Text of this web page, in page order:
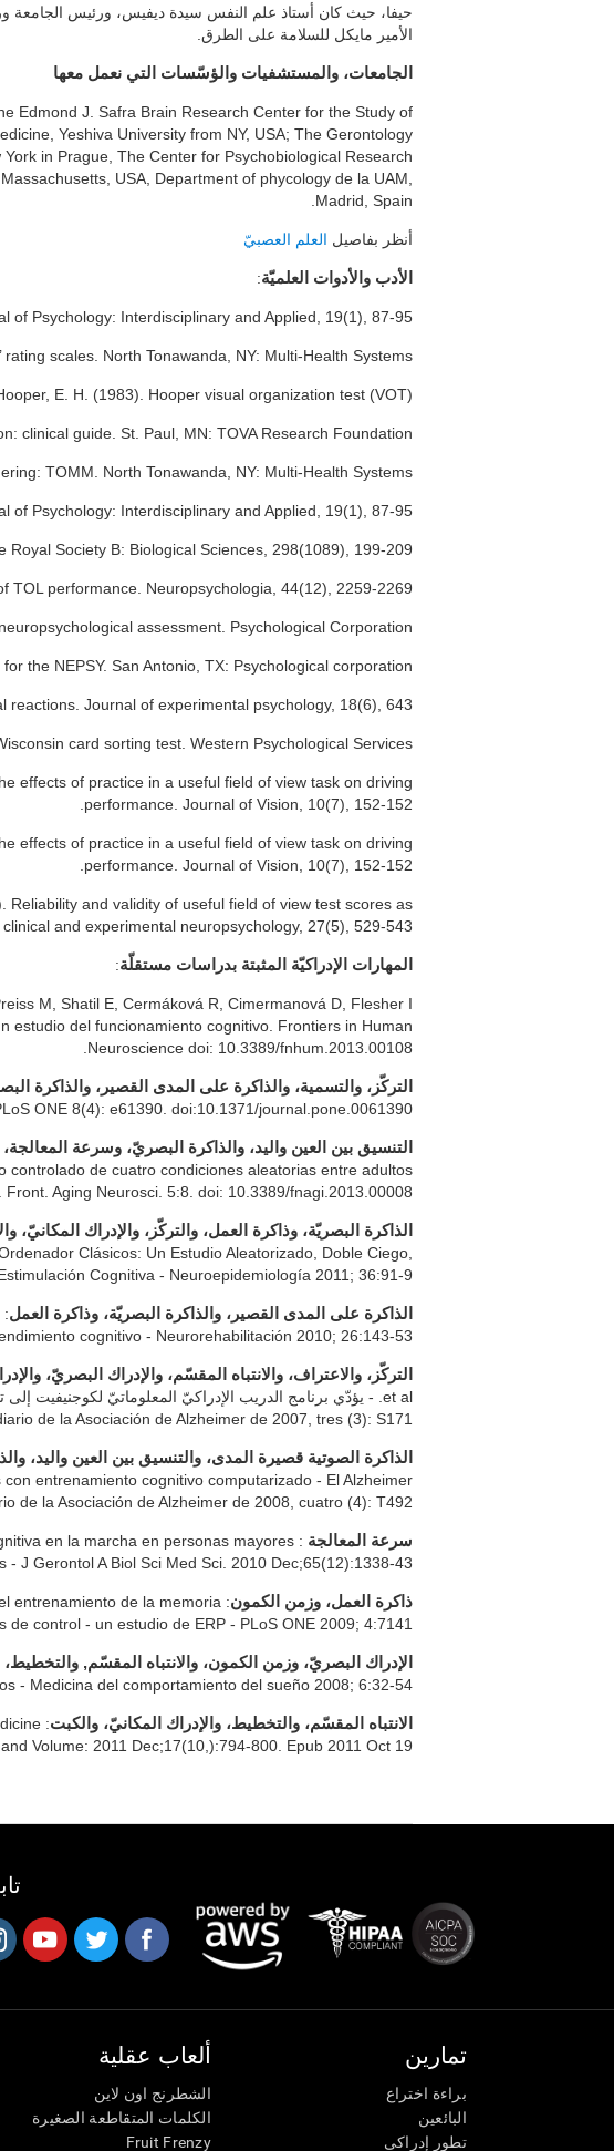
الأمير مايكل للسلامة على الطرق.
الجامعات، والمستشفيات والؤسّسات التي نعمل معها
Edmond J. Safra Brain Research Center for the Study of
Yeshiva University from NY, USA; The Gerontology
in Prague, The Center for Psychobiological Research
USA, Department of phycology de la UAM,
Madrid, Spain.
أنظر بفاصيل العلم العصبيّ
الأدب والأدوات العلميّة:
of Psychology: Interdisciplinary and Applied, 19(1), 87-95
scales. North Tonawanda, NY: Multi-Health Systems.
E. H. (1983). Hooper visual organization test (VOT).
clinical guide. St. Paul, MN: TOVA Research Foundation.
TOMM. North Tonawanda, NY: Multi-Health Systems.
Psychology: Interdisciplinary and Applied, 19(1), 87-95.
Society B: Biological Sciences, 298(1089), 199-209.
TOL performance. Neuropsychologia, 44(12), 2259-2269.
assessment. Psychological Corporation.
the NEPSY. San Antonio, TX: Psychological corporation.
Journal of experimental psychology, 18(6), 643.
card sorting test. Western Psychological Services.
effects of practice in a useful field of view task on driving
performance. Journal of Vision, 10(7), 152-152.
effects of practice in a useful field of view task on driving
performance. Journal of Vision, 10(7), 152-152.
Reliability and validity of useful field of view test scores as
and experimental neuropsychology, 27(5), 529-543.
المهارات الإدراكيّة المثبتة بدراسات مستقلّة:
M, Shatil E, Cermáková R, Cimermanová D, Flesher I
estudio del funcionamiento cognitivo. Frontiers in Human
Neuroscience doi: 10.3389/fnhum.2013.00108.
التركّز، والتسمية، والذاكرة على المدى القصير، والذاكرة
ONE 8(4): e61390. doi:10.1371/journal.pone.0061390
التنسيق بين العين واليد، والذاكرة البصريّ، وسرعة
de cuatro condiciones aleatorias entre adultos
Front. Aging Neurosci. 5:8. doi: 10.3389/fnagi.2013.00008
الذاكرة البصريّة، وذاكرة العمل، والتركّز، والإدراك المكانيّ،
Clásicos: Un Estudio Aleatorizado, Doble Ciego,
Cognitiva - Neuroepidemiología 2011; 36:91-9.
الذاكرة على المدى القصير، والذاكرة البصريّة، وذاكرة العمل
cognitivo - Neurorehabilitación 2010; 26:143-53.
التركّز، والاعتراف، والانتباه المقسّم، والإدراك البصريّ،
de la Asociación de Alzheimer de 2007, tres (3): S171
الذاكرة الصوتية قصيرة المدى، والتنسيق بين العين واليد،
entrenamiento cognitivo computarizado - El Alzheimer
de la Asociación de Alzheimer de 2008, cuatro (4): T492.
سرعة المعالجة
en la marcha en personas mayores
- J Gerontol A Biol Sci Med Sci. 2010 Dec;65(12):1338-43.
ذاكرة العمل، وزمن الكمون
entrenamiento de la memoria
control - un estudio de ERP - PLoS ONE 2009; 4:7141
الإدراك البصريّ، وزمن الكمون، والانتباه المقسّم,
- Medicina del comportamiento del sueño 2008; 6:32-54
الانتباه المقسّم، والتخطيط، والإدراك المكانيّ، والكبت
Volume: 2011 Dec;17(10,):794-800. Epub 2011 Oct 19.
ألعاب عقلية
الشطرنج اون لاين
الكلمات المتقاطعة الصغيرة
Fruit Frenzy
تمارين
براءة اختراع
البائعين
تطور إدراكى